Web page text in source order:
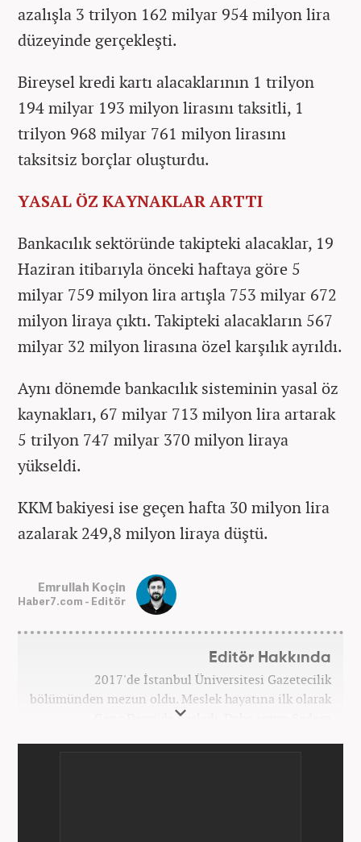
azalışla 3 trilyon 162 milyar 954 milyon lira
düzeyinde gerçekleşti.
Bireysel kredi kartı alacaklarının 1 trilyon
194 milyar 193 milyon lirasını taksitli, 1
trilyon 968 milyar 761 milyon lirasını
taksitsiz borçlar oluşturdu.
YASAL ÖZ KAYNAKLAR ARTTI
Bankacılık sektöründe takipteki alacaklar, 19
Haziran itibarıyla önceki haftaya göre 5
milyar 759 milyon lira artışla 753 milyar 672
milyon liraya çıktı. Takipteki alacakların 567
milyar 32 milyon lirasına özel karşılık ayrıldı.
Aynı dönemde bankacılık sisteminin yasal öz
kaynakları, 67 milyar 713 milyon lira artarak
5 trilyon 747 milyar 370 milyon liraya
yükseldi.
KKM bakiyesi ise geçen hafta 30 milyon lira
azalarak 249,8 milyon liraya düştü.
Emrullah Koçin
Haber7.com - Editör
Editör Hakkında
2017'de İstanbul Üniversitesi Gazetecilik
bölümünden mezun oldu. Meslek hayatına ilk olarak
Genç Dergi'de başladı. Daha sonra Sadece